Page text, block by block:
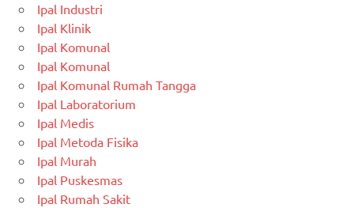
Ipal Industri
Ipal Klinik
Ipal Komunal
Ipal Komunal
Ipal Komunal Rumah Tangga
Ipal Laboratorium
Ipal Medis
Ipal Metoda Fisika
Ipal Murah
Ipal Puskesmas
Ipal Rumah Sakit